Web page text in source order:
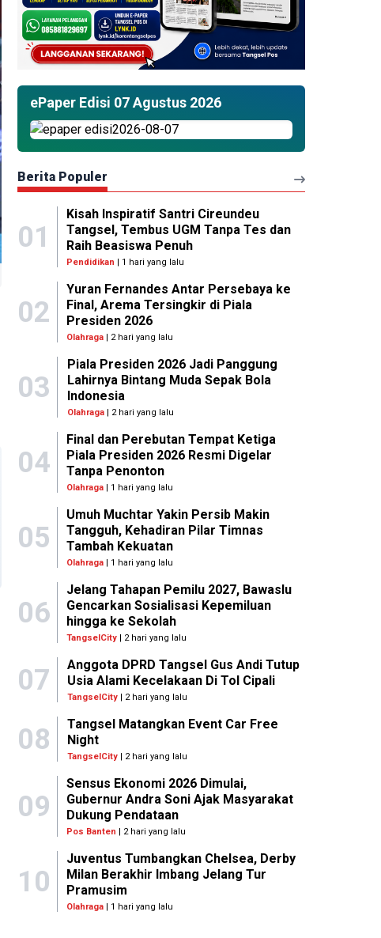
ePaper Edisi 07 Agustus 2026
Berita Populer
01
Kisah Inspiratif Santri Cireundeu
Tangsel, Tembus UGM Tanpa Tes dan
Raih Beasiswa Penuh
Pendidikan | 1 hari yang lalu
02
Yuran Fernandes Antar Persebaya ke
Final, Arema Tersingkir di Piala
Presiden 2026
Olahraga | 2 hari yang lalu
03
Piala Presiden 2026 Jadi Panggung
Lahirnya Bintang Muda Sepak Bola
Indonesia
Olahraga| 2 hari yang lalu
04
Final dan Perebutan Tempat Ketiga
Piala Presiden 2026 Resmi Digelar
Tanpa Penonton
Olahraga | 1 hari yang lalu
05
Umuh Muchtar Yakin Persib Makin
Tangguh, Kehadiran Pilar Timnas
Tambah Kekuatan
Olahraga | 1 hari yang lalu
06
Jelang Tahapan Pemilu 2027, Bawaslu
Gencarkan Sosialisasi Kepemiluan
hingga ke Sekolah
TangselCity | 2 hari yang lalu
07
Anggota DPRD Tangsel Gus Andi Tutup
Usia Alami Kecelakaan Di Tol Cipali
TangselCity| 2 hari yang lalu
08
Tangsel Matangkan Event Car Free
Night
TangselCity| 2 hari yang lalu
09
Sensus Ekonomi 2026 Dimulai,
Gubernur Andra Soni Ajak Masyarakat
Dukung Pendataan
Pos Banten | 2 hari yang lalu
10
Juventus Tumbangkan Chelsea, Derby
Milan Berakhir Imbang Jelang Tur
Pramusim
Olahraga | 1 hari yang lalu